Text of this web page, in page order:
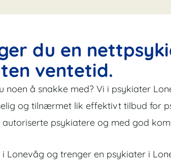
du en
ventetid.
noen å snakke med? Vi i psykiater
og tilnærmet lik effektivt tilbud for
autoriserte psykiatere og med god
i Lonevåg og trenger en psykiater i